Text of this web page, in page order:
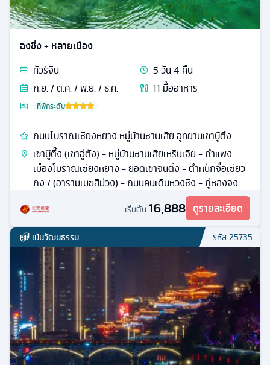
ฉงชิ่ง + หลายเมือง
ทัวร์จีน 5วัน4 คืน
ก.ย. / ต.ค. / พ.ย. / ธ.ค.
11 มื้ออาหาร
ที่พักระดับ
ถนนโบราณเซียงหยาง หมู่บ้านซานเสีย อุทยานเขาบู๊ตึง
เขาบู๊ตึ๊ง (เขาอู่ตัง) - หมู่บ้านซานเสียเหรินเจีย - กำแพง
เมืองโบราณเซียงหยาง - ยอดเขาจินติ่ง - ตำหนักจื่อเซียว
กง / (อารามเมฆสีม่วง) - ถนนคนเดินหวงซิง - กู่หลงจง
เริ่มต้น 16,888 ดูรายละเอียด
เน้นวัฒนธรรม รหัส25735